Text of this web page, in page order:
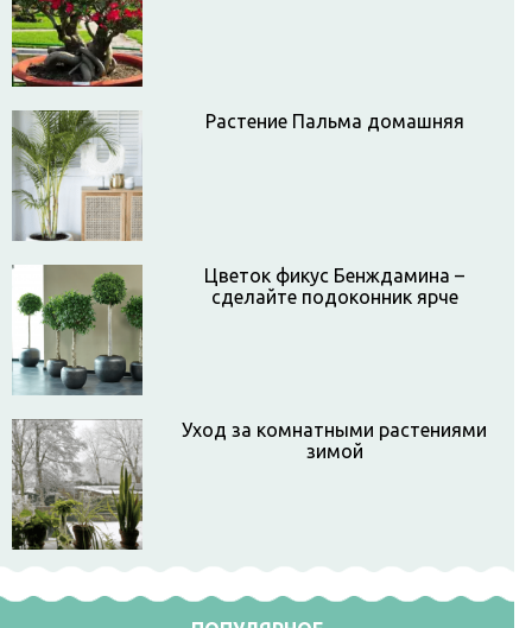
Растение Пальма домашняя
Цветок фикус Бенждамина –
сделайте подоконник ярче
Уход за комнатными растениями
зимой